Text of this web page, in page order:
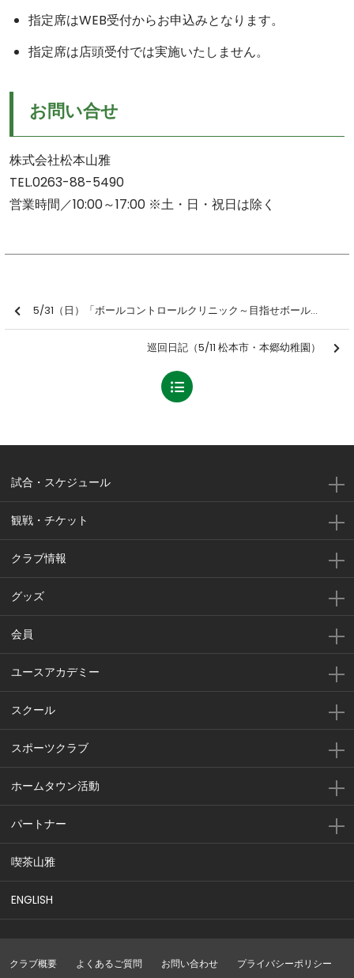
指定席はWEB受付からお申込みとなります。
指定席は店頭受付では実施いたしません。
お問い合せ
株式会社松本山雅
TEL.0263-88-5490
営業時間／10:00～17:00 ※土・日・祝日は除く
5/31（日）「ボールコントロールクリニック～目指せボールの魔術師～」参加者募集のお知らせ
巡回日記（5/11 松本市・本郷幼稚園）
試合・スケジュール
観戦・チケット
クラブ情報
グッズ
会員
ユースアカデミー
スクール
スポーツクラブ
ホームタウン活動
パートナー
喫茶山雅
ENGLISH
クラブ概要 よくあるご質問 お問い合わせ プライバシーポリシー